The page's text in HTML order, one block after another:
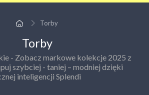
Torby
Torby
- Zobacz markowe kolekcje 2025 z
szybciej - taniej – modniej dzięki
inteligencji Splendi